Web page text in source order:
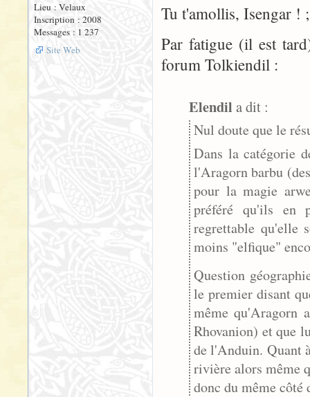
Lieu : Velaux
Inscription : 2008
Messages : 1 237
Site Web
Tu t'amollis, Isengar !
Par fatigue (il est
forum Tolkiendil :
Elendil a dit :
Nul doute que le
Dans la catégorie
l'Aragorn barbu
pour la magie
préféré qu'ils en
regrettable qu'elle
moins "elfique"
Question
le premier disant
même qu'Aragorn
Rhovanion) et que
de l'Anduin. Quant
rivière alors même
donc du même